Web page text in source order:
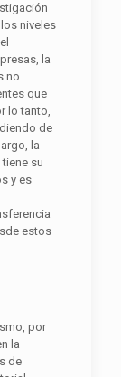
niveles
la
no
que
lo tanto,
de
la
su
y es
estos
por
la
de